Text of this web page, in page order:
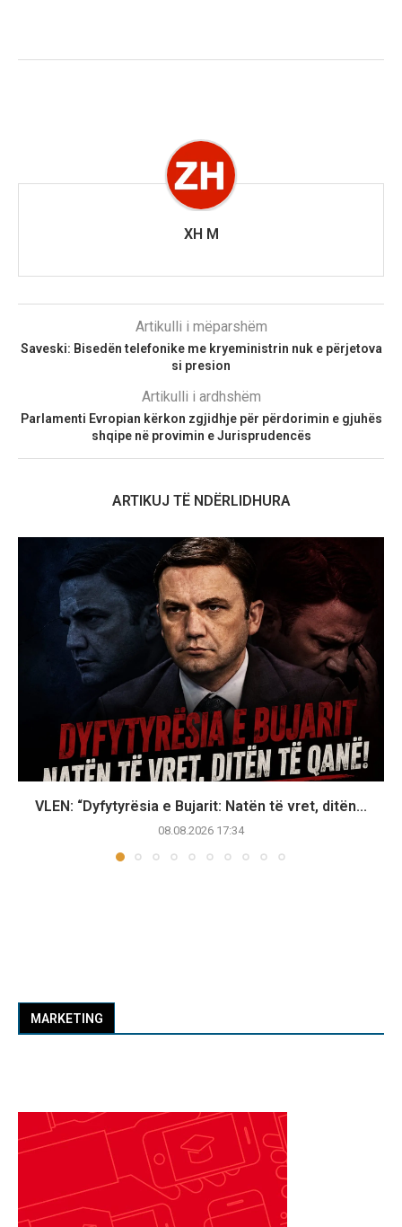
XH M
Artikulli i mëparshëm
Saveski: Bisedën telefonike me kryeministrin nuk e përjetova
si presion
Artikulli i ardhshëm
Parlamenti Evropian kërkon zgjidhje për përdorimin e gjuhës
shqipe në provimin e Jurisprudencës
ARTIKUJ TË NDËRLIDHURA
VLEN: “Dyfytyrësia e Bujarit: Natën të vret, ditën...
08.08.2026 17:34
MARKETING